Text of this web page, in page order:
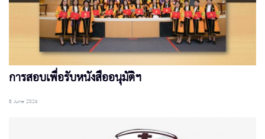
การสอบเพื่อรับหนังสืออนุมัติฯ
8 June 2026